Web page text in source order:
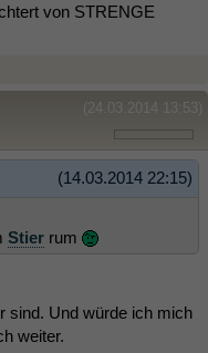
von STRENGE
(24.03.2014 13:53)
(14.03.2014 22:15)
Stier rum
sind. Und würde ich mich
weiter.